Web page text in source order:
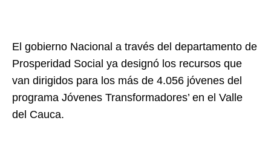
El gobierno Nacional a través del departamento de
Prosperidad Social ya designó los recursos que
van dirigidos para los más de 4.056 jóvenes del
programa Jóvenes Transformadores’ en el Valle
del Cauca.